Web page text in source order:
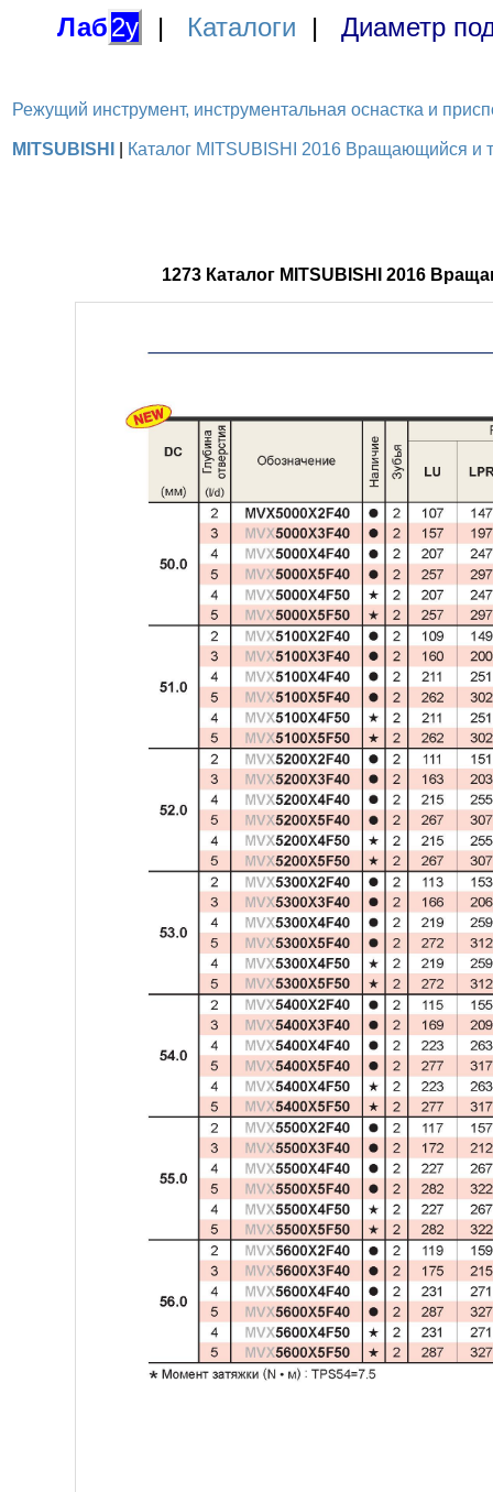
Лаб2у | Каталоги | Диаметр
Режущий инструмент, инструментальная оснастка и
MITSUBISHI Каталог MITSUBISHI 2016 Вращающийся и
1273 Каталог MITSUBISHI 2016